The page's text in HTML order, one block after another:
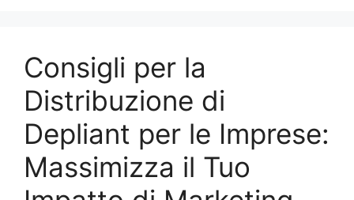
Consigli per la
Distribuzione di
Depliant per le Imprese:
Massimizza il Tuo